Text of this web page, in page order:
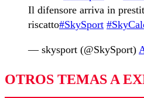
Il difensore arriva in
riscatto#SkySport
— skysport (@SkySport)
OTROS TEMAS A